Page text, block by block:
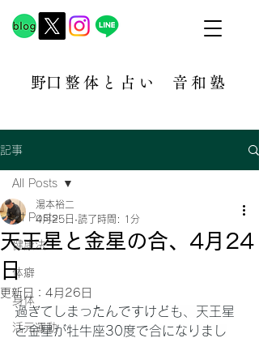
​野口整体と占い 音和塾​
記事
All Posts
健康法
体癖
身体
活元運動
All Posts
天王星と金星の合、4月24
日
湯本裕二
4月25日 読了時間: 1分
更新日： 4月26日
過ぎてしまったんですけども、天王星
と金星が牡牛座30度で合になりまし